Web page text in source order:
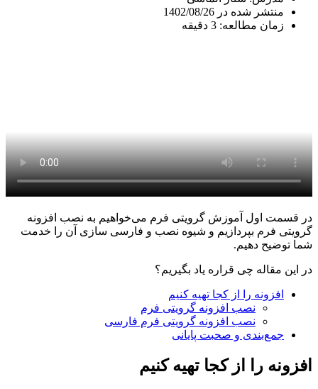
منتشر شده در 1402/08/26
زمان مطالعه: 3 دقیقه
در قسمت اول آموزش گرویتی فرم می‌خواهیم به نصب افزونه
گرویتی فرم بپردازیم و شیوه نصب و فارسی سازی آن را خدمت
شما توضیح دهیم.
در این مقاله چی قراره یاد بگیریم؟
افزونه را از کجا تهیه کنیم
نصب افزونه گرویتی فرم
نصب افزونه گرویتی فرم فارسی
جمع‌بندی و صحبت پایانی
افزونه را از کجا تهیه کنیم